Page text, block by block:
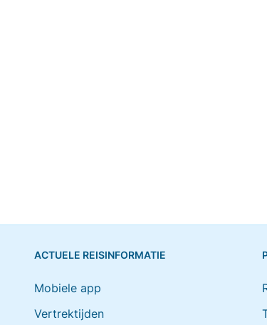
ACTUELE REISINFORMATIE
Mobiele app
Vertrektijden